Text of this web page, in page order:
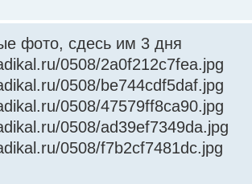
фото, сдесь им 3 дня
0508/2a0f212c7fea.jpg
0508/be744cdf5daf.jpg
0508/47579ff8ca90.jpg
0508/ad39ef7349da.jpg
0508/f7b2cf7481dc.jpg